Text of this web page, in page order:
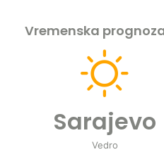
Vremenska
Sarajevo
Vedro